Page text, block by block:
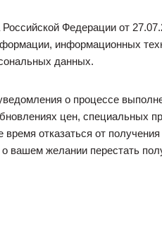
Федерации от
информационных
данных.
о процессе
цен, специальных
отказаться от
вашем желании перестать